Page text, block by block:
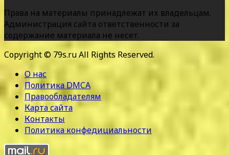
Права на материалы принадлежат их владельцам.
Администрация сайта ответственности за
содержание материала не несет.
Copyright © 79s.ru All Rights Reserved.
О нас
Политика DMCA
Правообладателям
Карта сайта
Контакты
Политика конфедициальности